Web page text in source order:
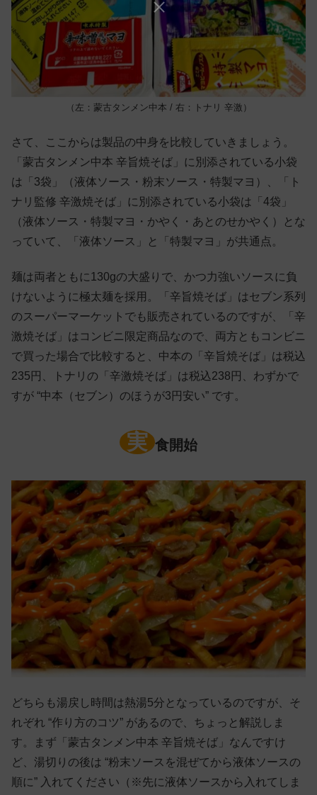
（左：蒙古タンメン中本 / 右：トナリ 辛激）
さて、ここからは製品の中身を比較していきましょう。
「蒙古タンメン中本 辛旨焼そば」に別添されている小袋
は「3袋」（液体ソース・粉末ソース・特製マヨ）、「ト
ナリ監修 辛激焼そば」に別添されている小袋は「4袋」
（液体ソース・特製マヨ・かやく・あとのせかやく）とな
っていて、「液体ソース」と「特製マヨ」が共通点。
麺は両者ともに130gの大盛りで、かつ力強いソースに負
けないように極太麺を採用。「辛旨焼そば」はセブン系列
のスーパーマーケットでも販売されているのですが、「辛
激焼そば」はコンビニ限定商品なので、両方ともコンビニ
で買った場合で比較すると、中本の「辛旨焼そば」は税込
235円、トナリの「辛激焼そば」は税込238円、わずかで
すが “中本（セブン）のほうが3円安い” です。
実 食開始
どちらも湯戻し時間は熱湯5分となっているのですが、そ
れぞれ “作り方のコツ” があるので、ちょっと解説しま
す。まず「蒙古タンメン中本 辛旨焼そば」なんですけ
ど、湯切りの後は “粉末ソースを混ぜてから液体ソースの
順に” 入れてください（※先に液体ソースから入れてしま